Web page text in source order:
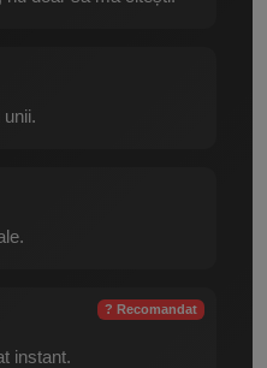
? Recomandat
instant.